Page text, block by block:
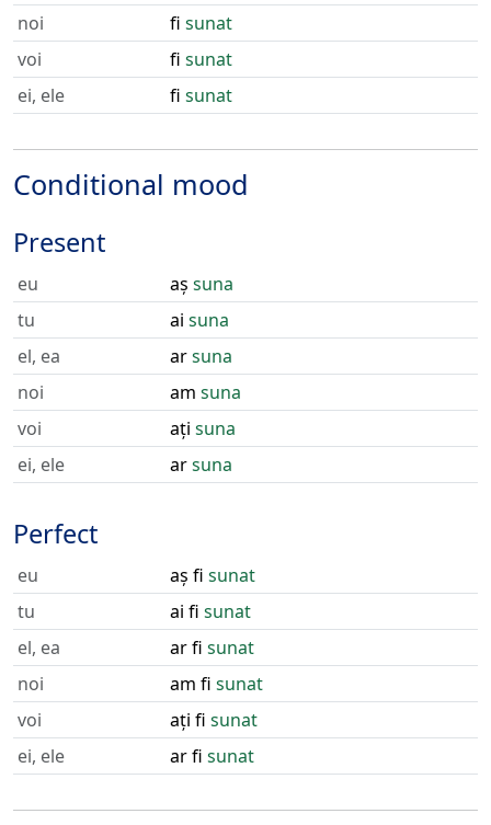
noi
fi sunat
voi
fi sunat
ei, ele
fi sunat
Conditional mood
Present
eu aș suna
tu
ai suna
el, ea
arsuna
noi
am suna
voi
ați suna
ei, ele
arsuna
Perfect
eu aș fi sunat
tu
ai fi sunat
el, ea
ar fi sunat
noi
am fi sunat
voi
ați fi sunat
ei, ele
ar fi sunat